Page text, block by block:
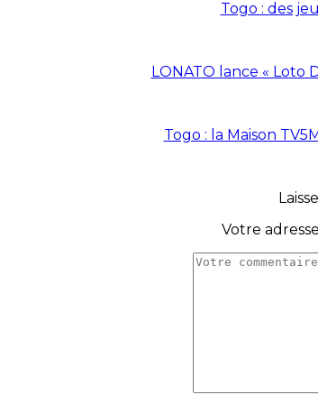
Togo : des
LONATO lance « Loto
Togo : la Maison
Votre